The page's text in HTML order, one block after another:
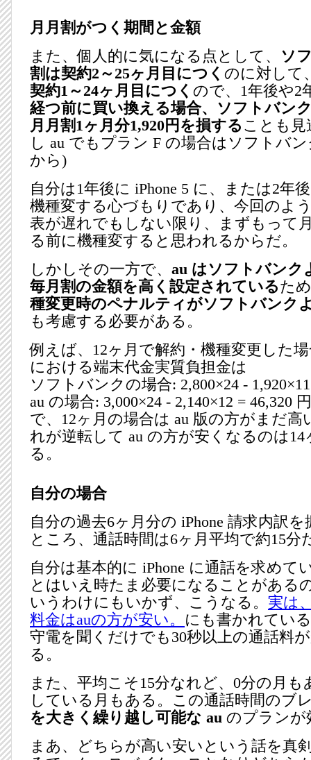
月月割がつく期間と金額
また、個人的に気になる点として、 ソ
割は契約2～25ヶ月目につく のに対して
契約1～24ヶ月目につく ので、1年後や2
経つ前に買い換える場合、ソフトバン
月月割1ヶ月分1,920円を損する ことも
し au でもプラン F の場合はソフトバ
から)
自分は1年後に iPhone 5 に、または2年
機種変する心づもりであり、今回のよ
表が遅れでもしない限り、まずもって
る前に機種変すると思われるからだ。
しかしその一方で、 au はソフトバンク
毎月割の金額を高く設定されているた
種変更時のペナルティがソフトバンク
も考慮する必要がある。
例えば、12ヶ月で解約・機種変更した
における端末代金実質負担金は
ソフトバンクの場合: 2,800×24 -
au の場合: 3,000×24 - 2,140×12 = 46,320 円
で、12ヶ月の場合は au 版の方がまだ高
れが逆転して au の方が安くなるのは14
る。
自分の場合
自分の過去6ヶ月分の iPhone 請求内訳
ところ、通話時間は6ヶ月平均で約15分
自分は基本的に iPhone に通話を求めて
とはいえ時たま必要になることがある
いうわけにもいかず、こうなる。 実は
料金はauの方が安い。 にも書かれてい
守電を聞くだけでも30秒以上の通話料
る。
また、平均こそ15分なれど、0分の月も
している月もある。この通話時間のブ
を大きく繰り越し可能な au のプランが
まあ、どちらが高い安いという話を真